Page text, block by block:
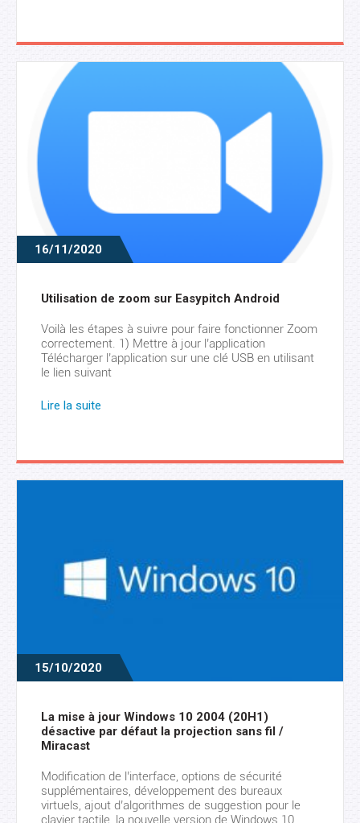
16/11/2020
Utilisation de zoom sur Easypitch Android
Voilà les étapes à suivre pour faire fonctionner Zoom
correctement. 1) Mettre à jour l’application
Télécharger l’application sur une clé USB en utilisant
le lien suivant
2) Installer l’application Insérer la clé dans la surface
Lire la suite
15/10/2020
La mise à jour Windows 10 2004 (20H1)
désactive par défaut la projection sans fil /
Miracast
Modification de l’interface, options de sécurité
supplémentaires, développement des bureaux
virtuels, ajout d’algorithmes de suggestion pour le
clavier tactile, la nouvelle version de Windows 10